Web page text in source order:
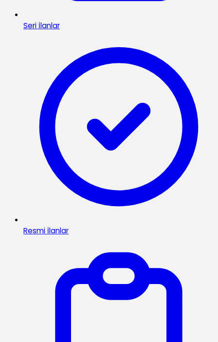
Seri İlanlar
Resmi İlanlar